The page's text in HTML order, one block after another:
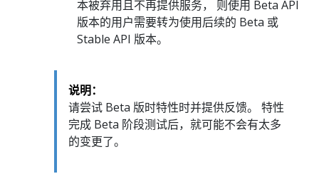
本被弃用且不再提供服务， 则使用 Beta API
版本的用户需要转为使用后续的 Beta 或
Stable API 版本。
说明：
请尝试 Beta 版时特性时并提供反馈。 特性
完成 Beta 阶段测试后，就可能不会有太多
的变更了。